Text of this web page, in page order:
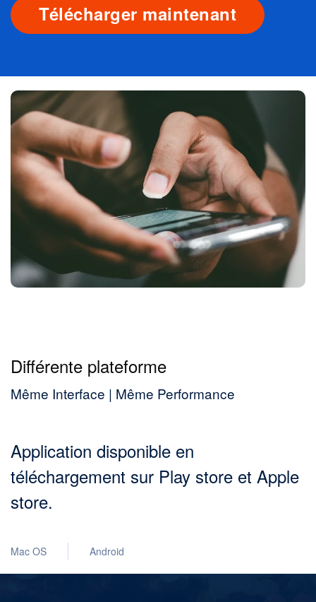
Télécharger maintenant
Différente plateforme
Même Interface | Même Performance
Application disponible en
téléchargement sur Play store et Apple
store.
Mac OS Android